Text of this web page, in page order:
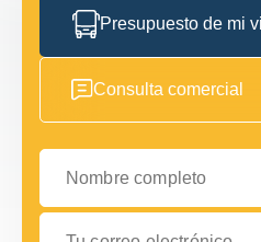
Presupuesto de mi
Consulta comercial
Nombre completo
Tu correo electrónico